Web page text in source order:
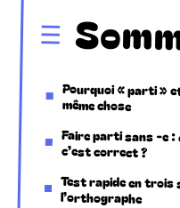
Pourquoi « parti »
même chose
Faire parti sans -e
c’est correct ?
Test rapide en trois
l’orthographe